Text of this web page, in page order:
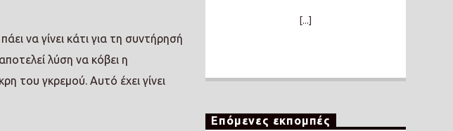
να γίνει κάτι για τη συντήρησή
λύση να κόβει η
του γκρεμού. Αυτό έχει γίνει
[...]
Επόμενες εκπομπές